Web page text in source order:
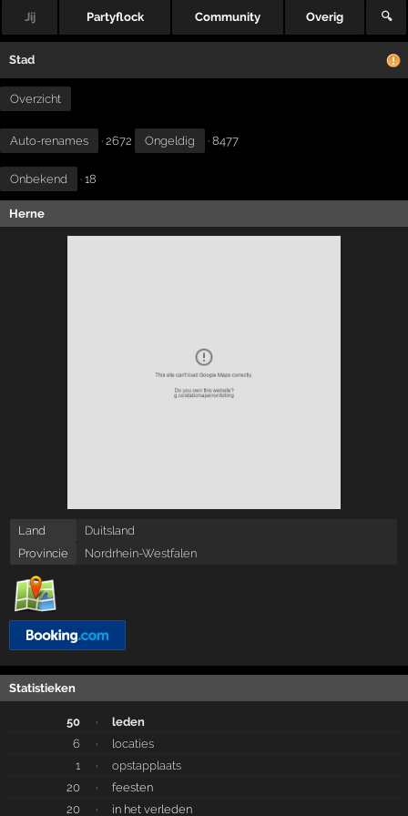
Jij Partyflock Community Overig 🔍
Stad
Overzicht
Auto-renames · 2672 Ongeldig · 8477
Onbekend · 18
Herne
Land
Duitsland
Provincie
Nordrhein-Westfalen
Statistieken
50 ·
leden
6
·
locaties
1
·
opstapplaats
20
·
feesten
20
· in het verleden